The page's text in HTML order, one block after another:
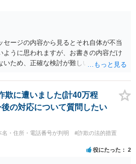
セージの内容から見るとそれ自体が不当
ように思われますが、お書きの内容だけ
いため、正確な検討が難しいです。例え
イスう受けた方が確実です。
欺に遭いました(計40万程
の対応について質問したい
名・住所・電話番号が判明
#詐欺の法的措置
役にたった 2